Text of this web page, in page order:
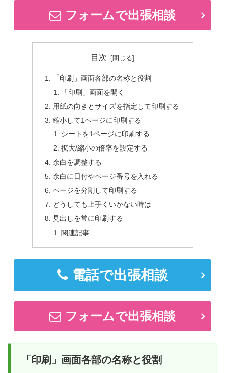
フォームで出張相談
目次
「印刷」画面各部の名称と役割
「印刷」画面を開く
用紙の向きとサイズを指定して印刷する
縮小して1ページに印刷する
シートを1ページに印刷する
拡大/縮小の倍率を設定する
余白を調整する
余白に日付やページ番号を入れる
ページを分割して印刷する
どうしても上手くいかない時は
見出しを常に印刷する
関連記事
電話で出張相談
フォームで出張相談
「印刷」画面各部の名称と役割